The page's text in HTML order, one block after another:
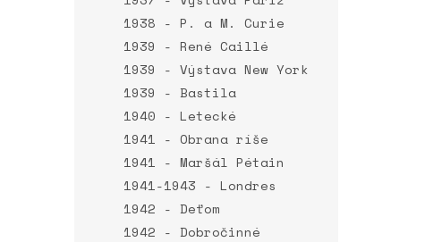
1938 - P. a M. Curie
1939 - René Caillé
1939 - Výstava New York
1939 - Bastila
1940 - Letecké
1941 - Obrana ríše
1941 - Maršál Pétain
1941-1943 - Londres
1942 - Deťom
1942 - Dobročinné